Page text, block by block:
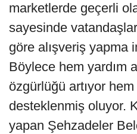
marketlerde geçerli
sayesinde
göre alışveriş yapma
Böylece hem yardım
özgürlüğü artıyor
desteklenmiş oluyor.
yapan Şehzadeler